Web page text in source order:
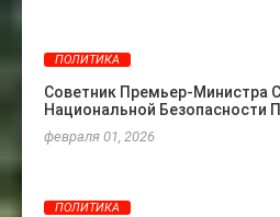
ПОЛИТИКА
Советник Премьер-Министра
Национальной Безопасности
февраля 01, 2026
ПОЛИТИКА